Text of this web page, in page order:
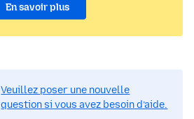
En savoir plus
Veuillez poser une nouvelle
question si vous avez besoin d’aide.